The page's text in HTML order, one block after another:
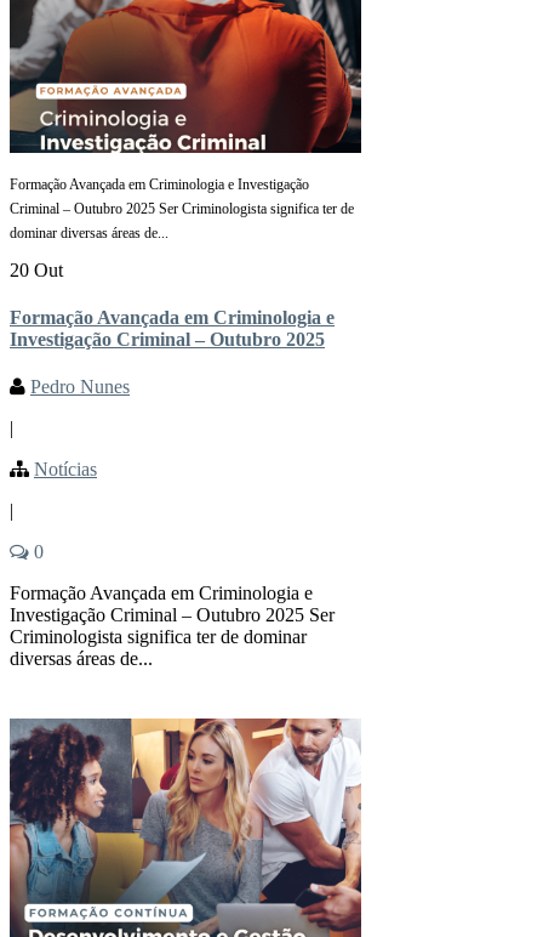
Formação Avançada em Criminologia e Investigação
Criminal – Outubro 2025 Ser Criminologista significa ter de
dominar diversas áreas de...
20 Out
Formação Avançada em Criminologia e
Investigação Criminal – Outubro 2025
Pedro Nunes
|
Notícias
|
0
Formação Avançada em Criminologia e
Investigação Criminal – Outubro 2025 Ser
Criminologista significa ter de dominar
diversas áreas de...